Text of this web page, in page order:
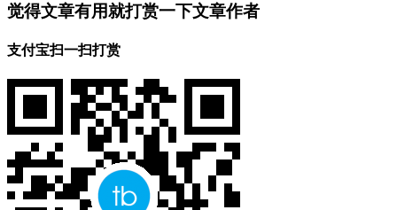
觉得文章有用就打赏一下文章作者
支付宝扫一扫打赏